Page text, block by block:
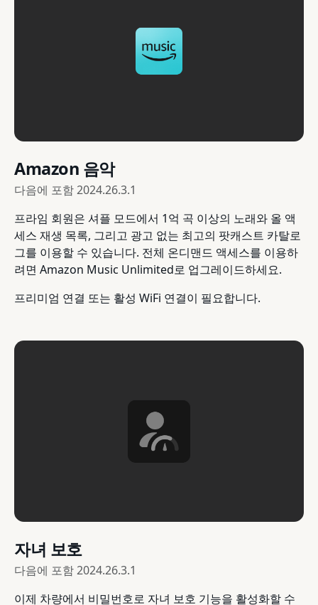
Amazon 음악
다음에 포함2024.26.3.1
프라임 회원은 셔플 모드에서 1억 곡 이상의 노래와 올 액
세스 재생 목록, 그리고 광고 없는 최고의 팟캐스트 카탈로
그를 이용할 수 있습니다. 전체 온디맨드 액세스를 이용하
려면 Amazon Music Unlimited로 업그레이드하세요.
프리미엄 연결 또는 활성 WiFi 연결이 필요합니다.
자녀 보호
다음에 포함2024.26.3.1
이제 차량에서 비밀번호로 자녀 보호 기능을 활성화할 수